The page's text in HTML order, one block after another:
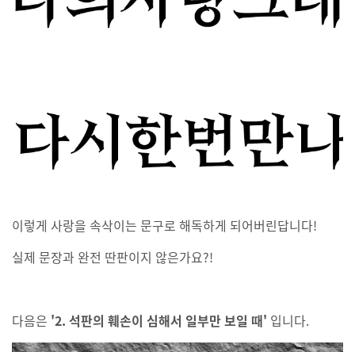
이렇게 사랑을 속삭이는 문구로 해독하게 되어버린답니다!
실제 문장과 완전 딴판이지 않은가요?!
다음은 '2. 석판의 훼손이 심해서 일부만 보일 때' 입니다.